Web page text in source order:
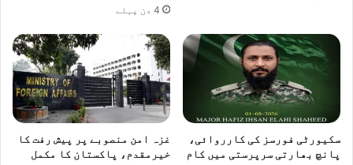
4 دن پہلے
سکیورٹی فورسز کی کارروائی،
پانچ بھارتی سرپرستی میں کام
غزہ امن منصوبے پر پیش رفت کا
خیرمقدم، پاکستان کا مکمل